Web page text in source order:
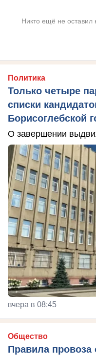
Никто ещё не оставил
Политика
Только четыре
списки
Борисоглебской
О завершении
вчера в 08:45
Общество
Правила провоза